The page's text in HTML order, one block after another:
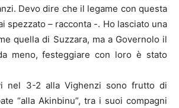
Devo dire che il legame con questa
spezzato – racconta -. Ho lasciato una
quella di Suzzara, ma a Governolo il
meno, festeggiare con loro è stato
nel 3-2 alla Vighenzi sono frutto di
“alla Akinbinu”, tra i suoi compagni